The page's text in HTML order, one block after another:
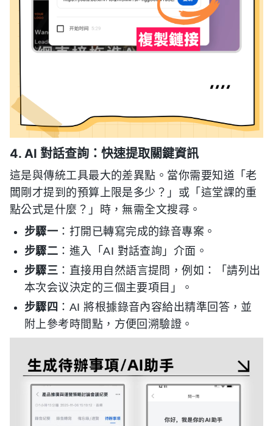
4. AI 對話查詢：快速提取關鍵資訊
這是與傳統工具最大的差異點。當你需要知道「老
闆剛才提到的預算上限是多少？」或「這堂課的重
點公式是什麼？」時，無需全文搜尋。
步驟一 ：打開已轉寫完成的錄音專案。
步驟二 ：進入「AI 對話查詢」介面。
步驟三 ：直接用自然語言提問，例如：「請列出
本次会议決定的三個主要項目」。
步驟四 ：AI 將根據錄音內容給出精準回答，並
附上參考時間點，方便回溯驗證。